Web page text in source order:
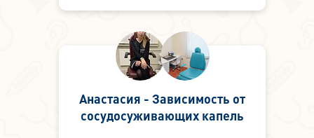
Анастасия - Зависимость от
сосудосуживающих капель